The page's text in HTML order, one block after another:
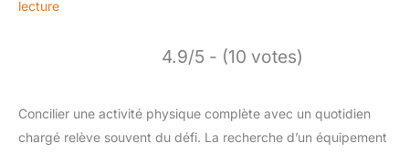
lecture
4.9/5 - (10 votes)
Concilier une activité physique complète avec un quotidien
chargé relève souvent du défi. La recherche d’un équipement